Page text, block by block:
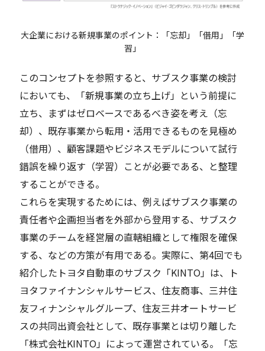
大企業における新規事業のポイント：「忘却」「借用」「学
習」
このコンセプトを参照すると、サブスク事業の検討
においても、「新規事業の立ち上げ」という前提に
立ち、まずはゼロベースであるべき姿を考え（忘
却）、既存事業から転用・活用できるものを見極め
（借用）、顧客課題やビジネスモデルについて試行
錯誤を繰り返す（学習）ことが必要である、と整理
することができる。
これらを実現するためには、例えばサブスク事業の
責任者や企画担当者を外部から登用する、サブスク
事業のチームを経営層の直轄組織として権限を確保
する、などの方策が有用である。実際に、第4回でも
紹介したトヨタ自動車のサブスク「KINTO」は、ト
ヨタファイナンシャルサービス、住友商事、三井住
友フィナンシャルグループ、住友三井オートサービ
スの共同出資会社として、既存事業とは切り離した
「株式会社KINTO」によって運営されている。「忘